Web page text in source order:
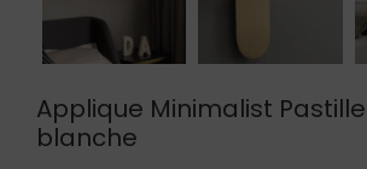
Applique Minimalist
blanche